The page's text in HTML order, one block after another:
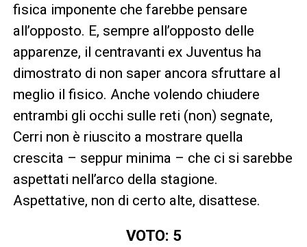
fisica imponente che farebbe pensare
all’opposto. E, sempre all’opposto delle
apparenze, il centravanti ex Juventus ha
dimostrato di non saper ancora sfruttare al
meglio il fisico. Anche volendo chiudere
entrambi gli occhi sulle reti (non) segnate,
Cerri non è riuscito a mostrare quella
crescita – seppur minima – che ci si sarebbe
aspettati nell’arco della stagione.
Aspettative, non di certo alte, disattese.
VOTO: 5